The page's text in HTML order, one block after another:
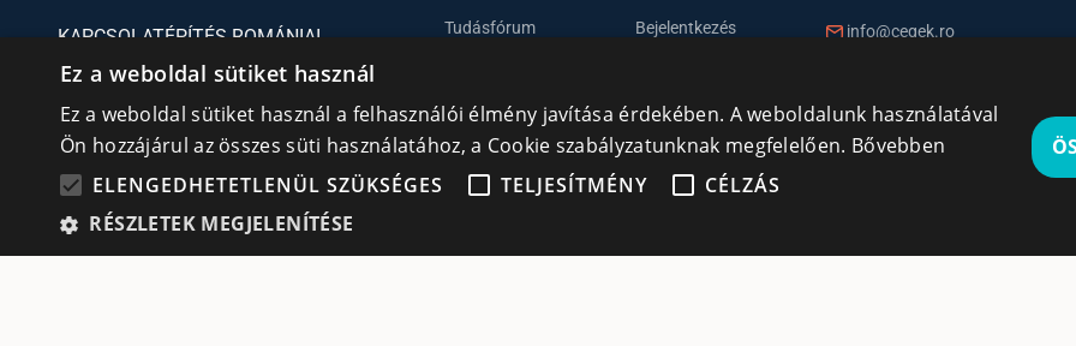
KAPCSOLATÉPÍTÉS ROMÁNIAI
MAGYAR VÁLLALKOZÓKNAK
Adatvédelmi irányelvek
cookie
Tudásfórum
Szervezetek
Kapcsolat
Bejelentkezés info@cegek.ro
Ez a weboldal sütiket használ
Ez a weboldal sütiket használ a felhasználói élmény javítása érdekében. A weboldalunk használatával
Ön hozzájárul az összes süti használatához, a Cookie szabályzatunknak megfelelően. Bővebben
ELENGEDHETETLENÜL SZÜKSÉGES
TELJESÍTMÉNY
CÉLZÁS
RÉSZLETEK MEGJELENÍTÉSE